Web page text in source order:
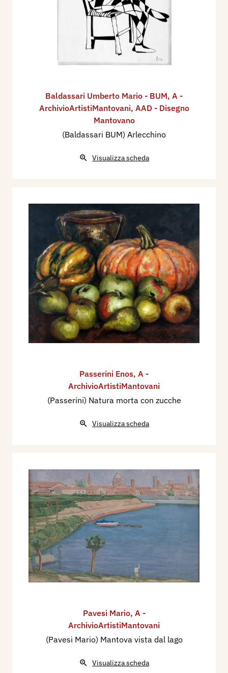
Baldassari Umberto Mario - BUM, A -
ArchivioArtistiMantovani, AAD - Disegno
Mantovano
(Baldassari BUM) Arlecchino
Visualizza scheda
Passerini Enos, A -
ArchivioArtistiMantovani
(Passerini) Natura morta con zucche
Visualizza scheda
Pavesi Mario, A -
ArchivioArtistiMantovani
(Pavesi Mario) Mantova vista dal lago
Visualizza scheda